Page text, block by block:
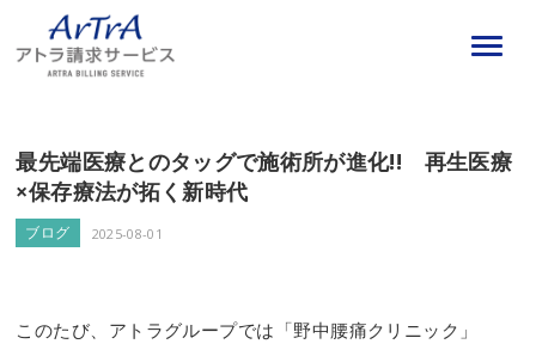
最先端医療とのタッグで施術所が進化!! 再生医療
×保存療法が拓く新時代
ブログ 2025-08-01
このたび、アトラグループでは「野中腰痛クリニック」